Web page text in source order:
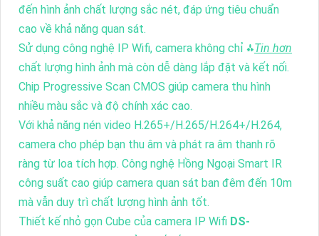
đến hình ảnh chất lượng sắc nét, đáp ứng tiêu chuẩn
cao về khả năng quan sát.
Sử dụng công nghệ IP Wifi, camera không chỉ ⁂Tin hơn
chất lượng hình ảnh mà còn dễ dàng lắp đặt và kết nối.
Chip Progressive Scan CMOS giúp camera thu hình
nhiều màu sắc và độ chính xác cao.
Với khả năng nén video H.265+/H.265/H.264+/H.264,
camera cho phép bạn thu âm và phát ra âm thanh rõ
ràng từ loa tích hợp. Công nghệ Hồng Ngoại Smart IR
công suất cao giúp camera quan sát ban đêm đến 10m
mà vẫn duy trì chất lượng hình ảnh tốt.
Thiết kế nhỏ gọn Cube của camera IP Wifi DS-